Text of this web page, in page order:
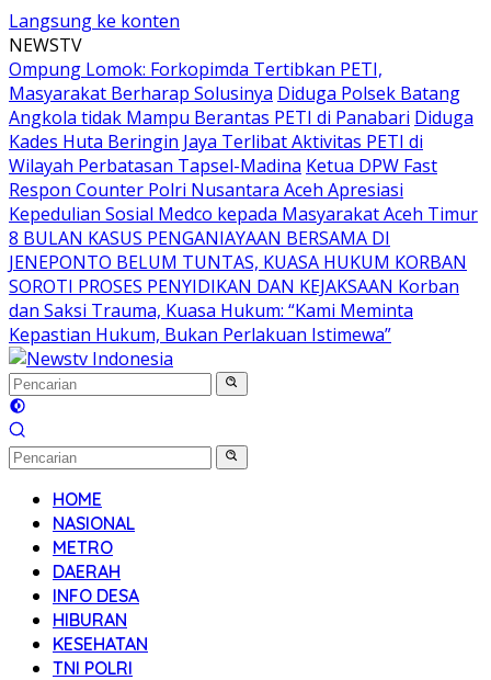
Langsung ke konten
NEWSTV
Ompung Lomok: Forkopimda Tertibkan PETI,
Masyarakat Berharap Solusinya Diduga Polsek Batang
Angkola tidak Mampu Berantas PETI di Panabari Diduga
Kades Huta Beringin Jaya Terlibat Aktivitas PETI di
Wilayah Perbatasan Tapsel-Madina Ketua DPW Fast
Respon Counter Polri Nusantara Aceh Apresiasi
Kepedulian Sosial Medco kepada Masyarakat Aceh Timur
8 BULAN KASUS PENGANIAYAAN BERSAMA DI
JENEPONTO BELUM TUNTAS, KUASA HUKUM KORBAN
SOROTI PROSES PENYIDIKAN DAN KEJAKSAAN Korban
dan Saksi Trauma, Kuasa Hukum: “Kami Meminta
Kepastian Hukum, Bukan Perlakuan Istimewa”
HOME
NASIONAL
METRO
DAERAH
INFO DESA
HIBURAN
KESEHATAN
TNI POLRI